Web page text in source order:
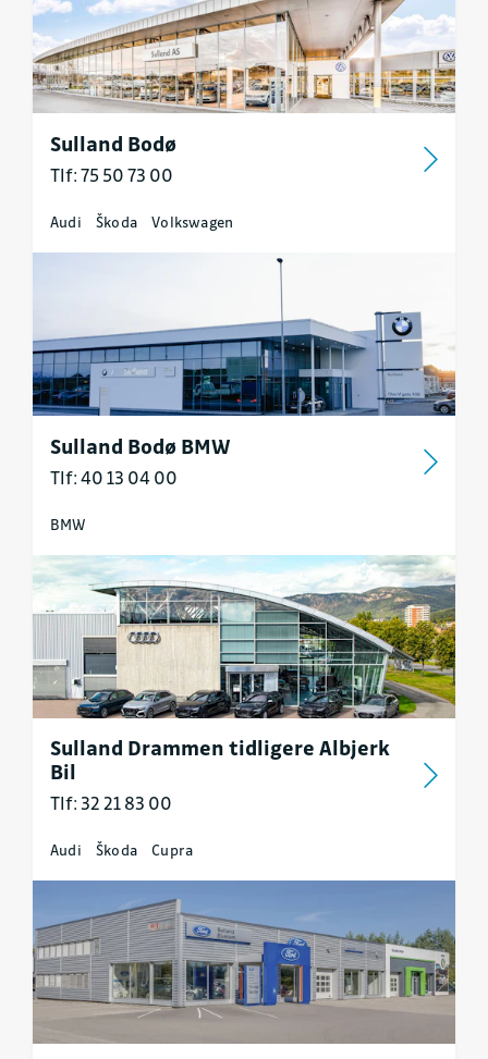
Sulland Bodø
Tlf: 75 50 73 00
Audi Škoda Volkswagen
Sulland Bodø BMW
Tlf: 40 13 04 00
BMW
Sulland Drammen tidligere Albjerk
Bil
Tlf: 32 21 83 00
Audi Škoda Cupra